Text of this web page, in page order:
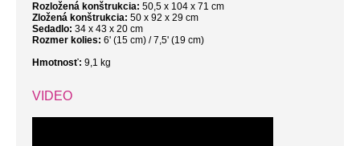
Rozložená konštrukcia: 50,5 x 104 x 71 cm
Zložená konštrukcia: 50 x 92 x 29 cm
Sedadlo: 34 x 43 x 20 cm
Rozmer kolies: 6' (15 cm) / 7,5' (19 cm)
Hmotnosť: 9,1 kg
VIDEO